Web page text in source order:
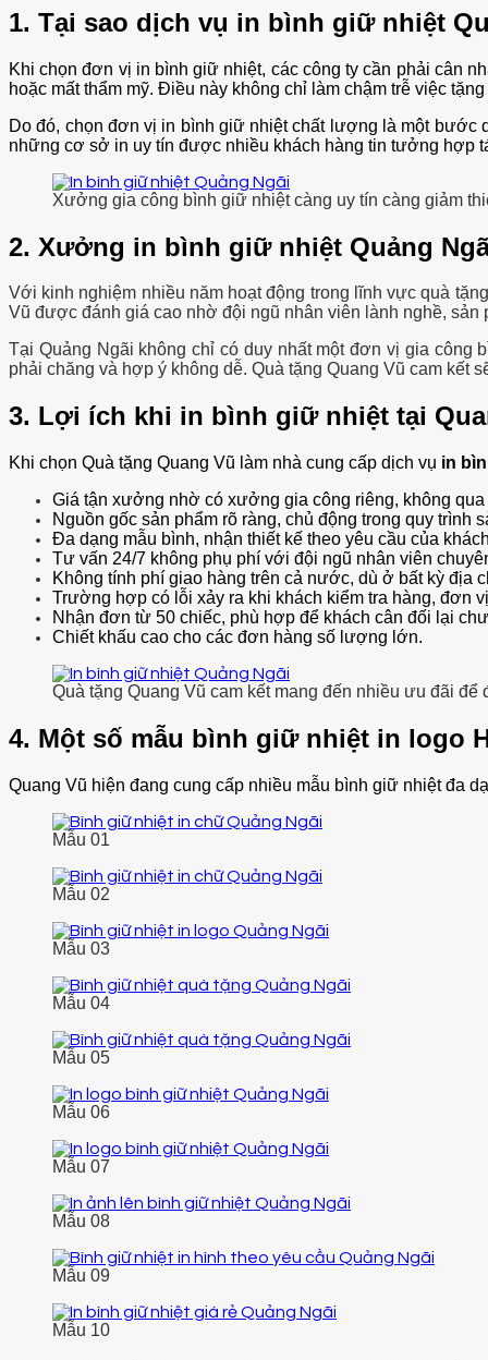
1. Tại sao dịch vụ in bình giữ nhiệt
Khi chọn đơn vị in bình giữ nhiệt, các công ty cần phải cân
hoặc mất thẩm mỹ. Điều này không chỉ làm chậm trễ việc
Do đó, chọn đơn vị in bình giữ nhiệt chất lượng là một bước
những cơ sở in uy tín được nhiều khách hàng tin tưởng hợp
Xưởng gia công bình giữ nhiệt càng uy tín càng giảm
2. Xưởng in bình giữ nhiệt Quảng
Với kinh nghiệm nhiều năm hoạt động trong lĩnh vực quà
Vũ được đánh giá cao nhờ đội ngũ nhân viên lành nghề, sản
Tại Quảng Ngãi không chỉ có duy nhất một đơn vị gia
phải chăng và hợp ý không dễ. Quà tặng Quang Vũ cam kết
3. Lợi ích khi in bình giữ nhiệt tại
Khi chọn Quà tặng Quang Vũ làm nhà cung cấp dịch vụ in
Giá tận xưởng nhờ có xưởng gia công riêng, không
Nguồn gốc sản phẩm rõ ràng, chủ động trong quy
Đa dạng mẫu bình, nhận thiết kế theo yêu cầu của
Tư vấn 24/7 không phụ phí với đội ngũ nhân viên
Không tính phí giao hàng trên cả nước, dù ở bất kỳ địa
Trường hợp có lỗi xảy ra khi khách kiểm tra hàng, đơn
Nhận đơn từ 50 chiếc, phù hợp để khách cân đối lại
Chiết khấu cao cho các đơn hàng số lượng lớn.
Quà tặng Quang Vũ cam kết mang đến nhiều ưu đãi để
4. Một số mẫu bình giữ nhiệt in logo
Quang Vũ hiện đang cung cấp nhiều mẫu bình giữ nhiệt đa
Mẫu 01
Mẫu 02
Mẫu 03
Mẫu 04
Mẫu 05
Mẫu 06
Mẫu 07
Mẫu 08
Mẫu 09
Mẫu 10